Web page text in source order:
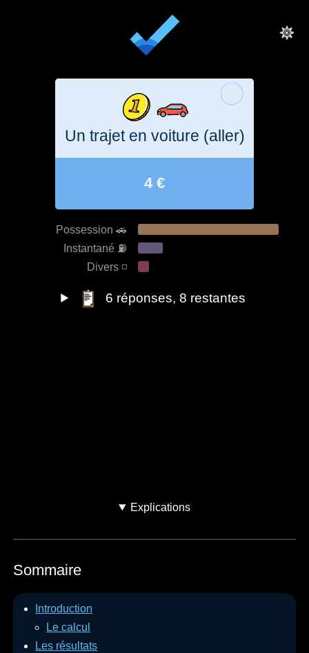
Un trajet en voiture (aller)
4 €
Possession 🚗
Instantané ⛽️
Divers ◽️
6 réponses, 8 restantes
Explications
Sommaire
Introduction
Le calcul
Les résultats